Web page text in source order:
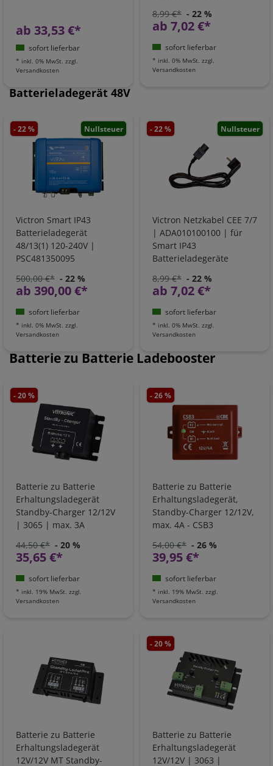
ab 33,53 €*
sofort lieferbar
* inkl. 0% MwSt. zzgl.
Versandkosten
8,99 €* - 22 %
ab 7,02 €*
sofort lieferbar
* inkl. 0% MwSt. zzgl.
Versandkosten
Batterieladegerät 48V
- 22 % Nullsteuer
Victron Smart IP43
Batterieladegerät
48/13(1) 120-240V |
PSC481350095
500,00 €* - 22 %
ab 390,00 €*
sofort lieferbar
* inkl. 0% MwSt. zzgl.
Versandkosten
- 22 % Nullsteuer
Victron Netzkabel CEE 7/7
| ADA010100100 | für
Smart IP43
Batterieladegeräte
8,99 €* - 22 %
ab 7,02 €*
sofort lieferbar
* inkl. 0% MwSt. zzgl.
Versandkosten
Batterie zu Batterie Ladebooster
- 20 %
Batterie zu Batterie
Erhaltungsladegerät
Standby-Charger 12/12V
| 3065 | max. 3A
44,50 €* - 20 %
35,65 €*
sofort lieferbar
* inkl. 19% MwSt. zzgl.
Versandkosten
- 26 %
Batterie zu Batterie
Erhaltungsladegerät,
Standby-Charger 12/12V,
max. 4A - CSB3
54,00 €* - 26 %
39,95 €*
sofort lieferbar
* inkl. 19% MwSt. zzgl.
Versandkosten
Batterie zu Batterie
Erhaltungsladegerät
12V/12V MT Standby-
- 20 %
Batterie zu Batterie
Erhaltungsladegerät
12V/12V | 3063 |